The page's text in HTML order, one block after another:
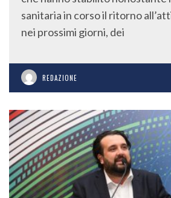
sanitaria in corso il ritorno
nei prossimi giorni, dei
REDAZIONE